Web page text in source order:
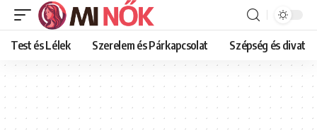
Test és Lélek Szerelem és Párkapcsolat Szépség és divat